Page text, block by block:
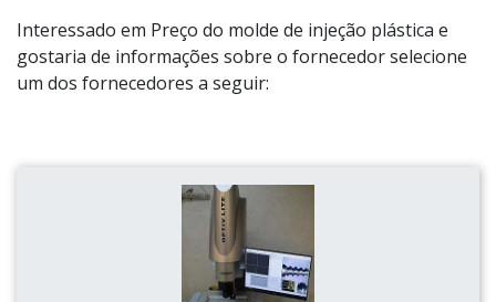
Interessado em Preço do molde de injeção plástica e
gostaria de informações sobre o fornecedor selecione
um dos fornecedores a seguir: